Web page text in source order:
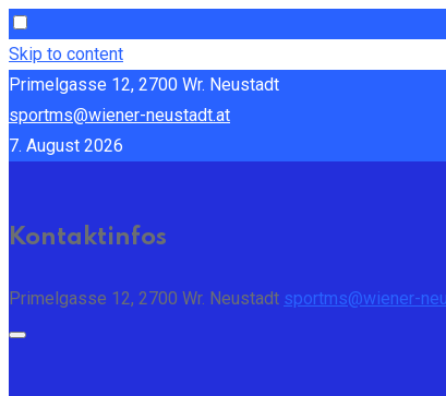
Skip to content
Primelgasse 12, 2700 Wr. Neustadt
sportms@wiener-neustadt.at
7. August 2026
Kontaktinfos
Primelgasse 12, 2700 Wr. Neustadt sportms@wiener-